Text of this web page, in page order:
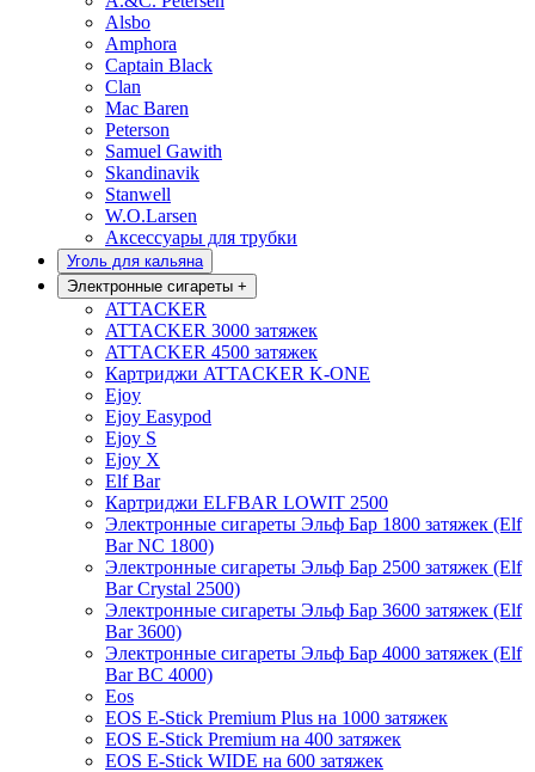
Alsbo
Amphora
Captain Black
Clan
Mac Baren
Peterson
Samuel Gawith
Skandinavik
Stanwell
W.O.Larsen
Аксессуары для трубки
Уголь для кальяна
Электронные сигареты +
ATTACKER
ATTACKER 3000 затяжек
ATTACKER 4500 затяжек
Картриджи ATTACKER K-ONE
Ejoy
Ejoy Easypod
Ejoy S
Ejoy X
Elf Bar
Картриджи ELFBAR LOWIT 2500
Электронные сигареты Эльф Бар 1800 затяжек (Elf
Bar NC 1800)
Электронные сигареты Эльф Бар 2500 затяжек (Elf
Bar Crystal 2500)
Электронные сигареты Эльф Бар 3600 затяжек (Elf
Bar 3600)
Электронные сигареты Эльф Бар 4000 затяжек (Elf
Bar BC 4000)
Eos
EOS E-Stick Premium Plus на 1000 затяжек
EOS E-Stick Premium на 400 затяжек
EOS E-Stick WIDE на 600 затяжек